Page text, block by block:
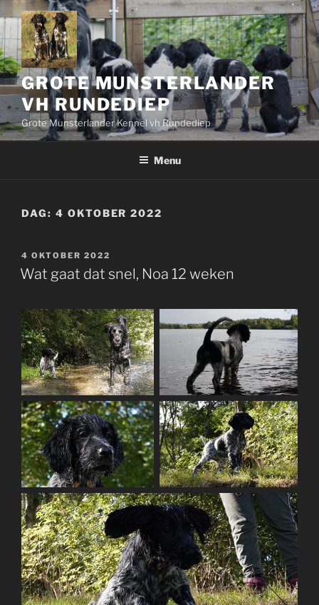
Ga
naar
de
inhoud
GROTE MUNSTERLANDER
VH RUNDEDIEP
Grote Munsterlander Kennel vh Rundediep
Menu
DAG: 4 OKTOBER 2022
GEPLAATST
OP
4 OKTOBER 2022
Wat gaat dat snel, Noa 12 weken